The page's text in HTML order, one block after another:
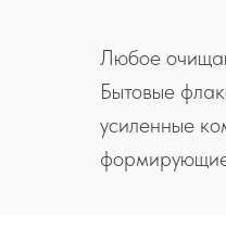
Любое
Бытовые
усиленные